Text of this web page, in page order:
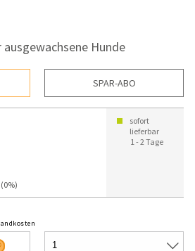
Hunde
SPAR-ABO
sofort
lieferbar
1 - 2 Tage